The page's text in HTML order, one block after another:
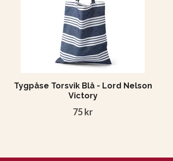
Tygpåse Torsvik Blå - Lord Nelson
Victory
75 kr